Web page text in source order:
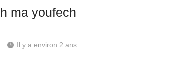
ma youfech
Il y a environ 2 ans